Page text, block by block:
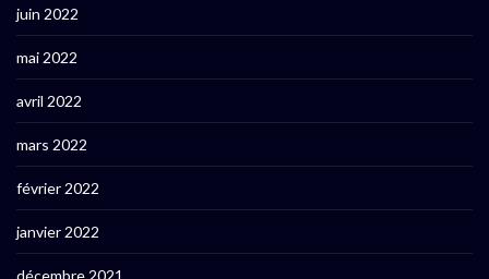
juin 2022
mai 2022
avril 2022
mars 2022
février 2022
janvier 2022